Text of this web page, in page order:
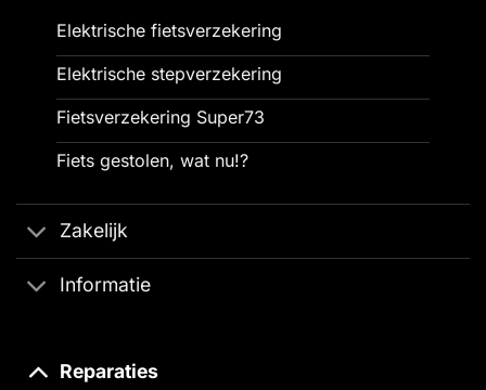
Elektrische fietsverzekering
Elektrische stepverzekering
Fietsverzekering Super73
Fiets gestolen, wat nu!?
Zakelijk
Informatie
Reparaties